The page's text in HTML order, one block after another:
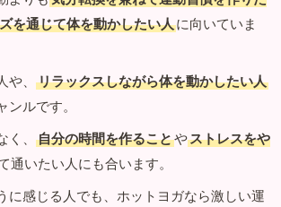
を通じて体を動かしたい人に向いていま
、
リラックスしながら体を動かしたい人
ルです。
、
自分の時間を作ることやストレスをや
通いたい人にも合います。
に感じる人でも、ホットヨガなら激しい運